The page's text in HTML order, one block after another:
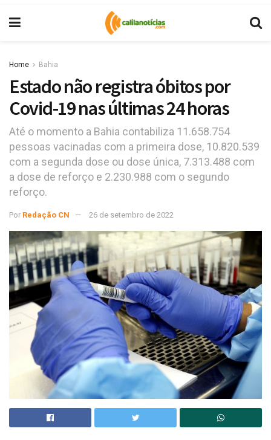
Home Bahia
Estado não registra óbitos por
Covid-19 nas últimas 24 horas
Até o momento a Bahia contabiliza 11.658.754
pessoas vacinadas com a primeira dose, 10.820.539
com a segunda dose ou dose única, 7.313.488 com
a dose de reforço e 2.230.988 com o segundo
reforço.
Por Redação CN 26 de setembro de 2022